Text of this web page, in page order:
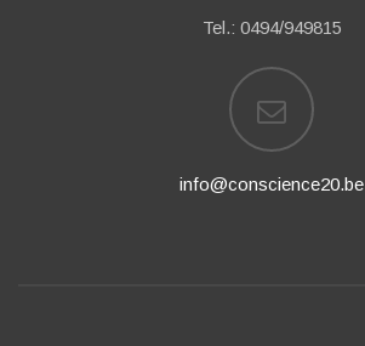
Tel.: 0494/949815
info@conscience20.be